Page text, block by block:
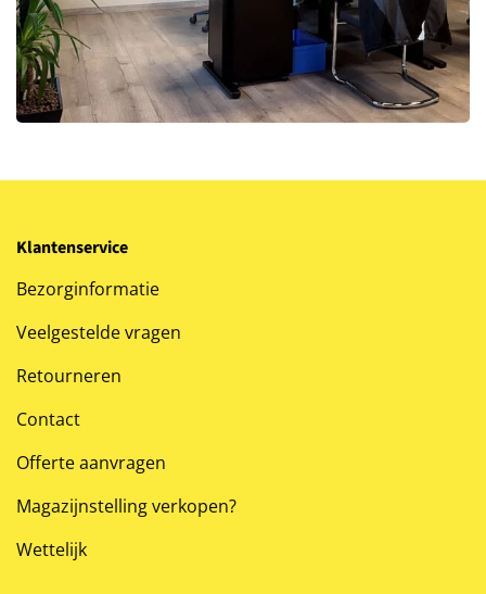
Klantenservice
Bezorginformatie
Veelgestelde vragen
Retourneren
Contact
Offerte aanvragen
Magazijnstelling verkopen?
Wettelijk